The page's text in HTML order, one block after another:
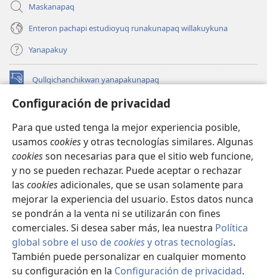
Configuración de privacidad
Para que usted tenga la mejor experiencia posible,
usamos cookiesy otras tecnologías similares. Algunas
cookiesson necesarias para que el sitio web funcione,
y no se pueden rechazar. Puede aceptar o rechazar
las cookiesadicionales, que se usan solamente para
mejorar la experiencia del usuario. Estos datos nunca
se pondrán a la venta ni se utilizarán con fines
comerciales. Si desea saber más, lea nuestra Política
global sobre el uso decookiesy otras tecnologías.
También puede personalizar en cualquier momento
su configuración en la Configuración de privacidad.
Maskanapaq
Enteron pachapi estudioyuq runakunapaq willakuykuna
Yanapakuy
Qullqichanchikwan yanapakunapaq
(abre
nueva INTERNETPI QILLQAKUNA Watchtower™
una
nueva
ventana)
JW Hub
(abre
una
nueva
ventana)
JW Library®
Watchtower Library
Copyright© 2026 Watch Tower Bible and Tract Society of Pennsylvania.
IMAYNA SERVICHIKUNAPAQ
|WAQAYCHASQA KANANPAQ
|